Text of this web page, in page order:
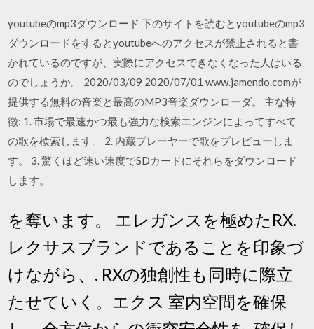
youtubeのmp3ダウンロード 下のサイトを読むとyoutubeのmp3
ダウンロードをするとyoutubeへのアクセスが禁止されると書
かれているのですが、実際にアクセスできなくなった人はいる
のでしょうか。 2020/03/09 2020/07/01 www.jamendo.comが
提供する無料の音楽と最高のMP3音楽ダウンローダ。 主な特
徴: 1. 市場で最速かつ最も強力な検索エンジンによってすべて
の歌を検索します。 2. 内蔵プレーヤーで歌をプレビューしま
す。 3. 驚くほど速い速度でSDカードにそれらをダウンロード
します。
を奪います。 エレガンスを極めたRX.
レクサスブランドであることを印象づ
けながら、. RXの独創性も同時に際立
たせていく。エクス 室内空間を確保